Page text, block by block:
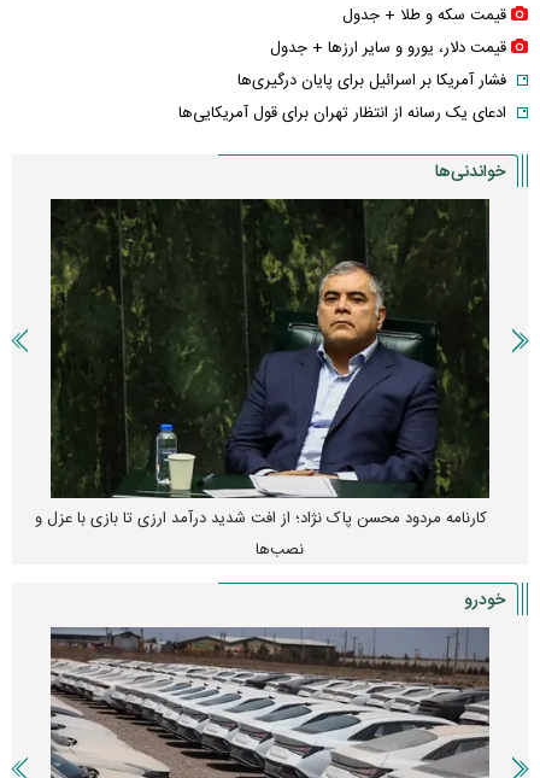
قیمت سکه و طلا + جدول
قیمت دلار، یورو و سایر ارز‌ها + جدول
فشار آمریکا بر اسرائیل برای پایان درگیری‌ها
ادعای یک رسانه از انتظار تهران برای قول آمریکایی‌ها
خواندنی‌ها
کارنامه مردود محسن پاک‌ نژاد؛ از افت شدید درآمد ارزی تا بازی با عزل و
نصب‌ها
خودرو